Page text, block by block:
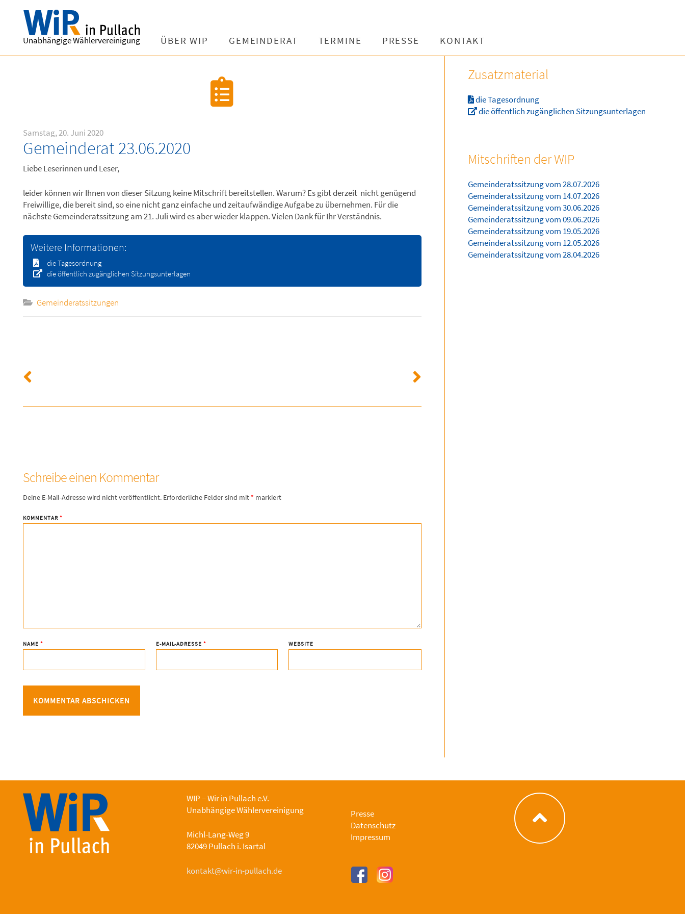
Unabhängige Wählervereinigung ÜBER WIP GEMEINDERAT TERMINE PRESSE KONTAKT
Samstag, 20. Juni 2020
Gemeinderat 23.06.2020
Liebe Leserinnen und Leser,
leider können wir Ihnen von dieser Sitzung keine Mitschrift bereitstellen. Warum? Es gibt derzeit nicht genügend
Freiwillige, die bereit sind, so eine nicht ganz einfache und zeitaufwändige Aufgabe zu übernehmen. Für die
nächste Gemeinderatssitzung am 21. Juli wird es aber wieder klappen. Vielen Dank für Ihr Verständnis.
Weitere Informationen:
die Tagesordnung
die öffentlich zugänglichen Sitzungsunterlagen
Gemeinderatssitzungen
Schreibe einen Kommentar
Deine E-Mail-Adresse wird nicht veröffentlicht. Erforderliche Felder sind mit * markiert
KOMMENTAR *
NAME * E-MAIL-ADRESSE * WEBSITE
Zusatzmaterial
die Tagesordnung
die öffentlich zugänglichen Sitzungsunterlagen
Mitschriften der WIP
Gemeinderatssitzung vom 28.07.2026
Gemeinderatssitzung vom 14.07.2026
Gemeinderatssitzung vom 30.06.2026
Gemeinderatssitzung vom 09.06.2026
Gemeinderatssitzung vom 19.05.2026
Gemeinderatssitzung vom 12.05.2026
Gemeinderatssitzung vom 28.04.2026
WIP – Wir in Pullach e.V.
Unabhängige Wählervereinigung
Michl-Lang-Weg 9
82049 Pullach i. Isartal
kontakt@wir-in-pullach.de
Presse
Datenschutz
Impressum